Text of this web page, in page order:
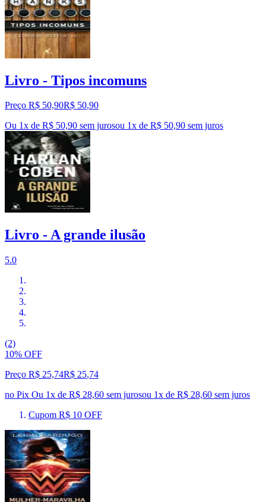
Livro - Tipos incomuns
Preço R$ 50,90R$ 50,90
Ou 1x de R$ 50,90 sem jurosou 1x de R$ 50,90 sem juros
Livro - A grande ilusão
5.0
(2)
10% OFF
Preço R$ 25,74R$ 25,74
no Pix Ou 1x de R$ 28,60 sem jurosou 1x de R$ 28,60 sem juros
Cupom R$ 10 OFF